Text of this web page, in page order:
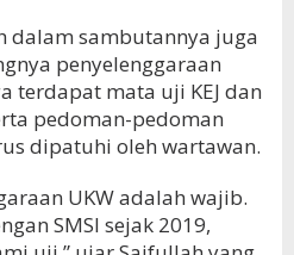
dalam sambutannya juga
penyelenggaraan
terdapat mata uji KEJ dan
pedoman-pedoman
dipatuhi oleh wartawan.
UKW adalah wajib.
SMSI sejak 2019,